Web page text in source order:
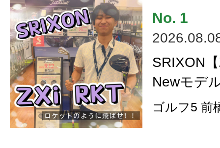
SRIXON
Newモデ
ゴルフ5 前